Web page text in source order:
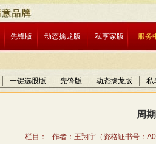
先锋版 动态擒龙版 私享家版 服务
一键选股版 先锋版 动态擒龙版 私
周
栏目： 作者：王翔宇（资格证书号：